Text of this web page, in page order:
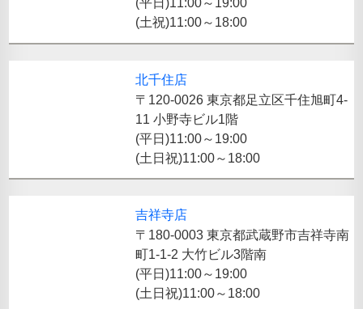
(平日)11:00～19:00
(土祝)11:00～18:00
北千住店
〒120-0026 東京都足立区千住旭町4-
11 小野寺ビル1階
(平日)11:00～19:00
(土日祝)11:00～18:00
吉祥寺店
〒180-0003 東京都武蔵野市吉祥寺南
町1-1-2 大竹ビル3階南
(平日)11:00～19:00
(土日祝)11:00～18:00